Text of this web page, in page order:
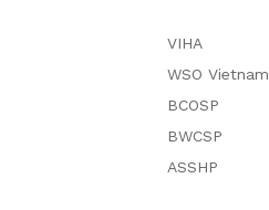
VIHA
WSO Vietnam
BCOSP
BWCSP
ASSHP